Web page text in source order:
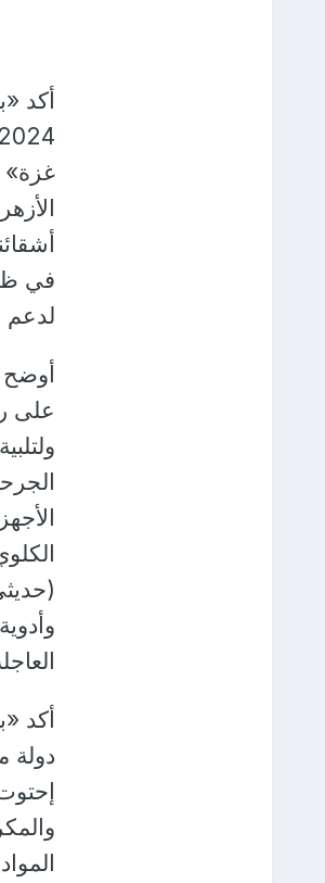
غزة»
في
لدعم
أوضح
على
دولة